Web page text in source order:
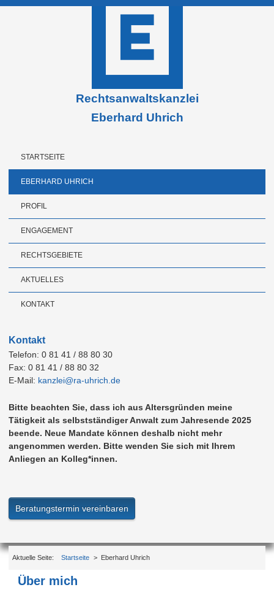
Rechtsanwaltskanzlei
Eberhard Uhrich
STARTSEITE
EBERHARD UHRICH
PROFIL
ENGAGEMENT
RECHTSGEBIETE
AKTUELLES
KONTAKT
Kontakt
Telefon: 0 81 41 / 88 80 30
Fax: 0 81 41 / 88 80 32
E-Mail: kanzlei@ra-uhrich.de
Bitte beachten Sie, dass ich aus Altersgründen meine
Tätigkeit als selbstständiger Anwalt zum Jahresende 2025
beende. Neue Mandate können deshalb nicht mehr
angenommen werden. Bitte wenden Sie sich mit Ihrem
Anliegen an Kolleg*innen.
Beratungstermin vereinbaren
Aktuelle Seite: Startseite > Eberhard Uhrich
Über mich